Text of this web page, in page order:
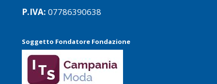
P.IVA: 07786390638
Soggetto Fondatore Fondazione